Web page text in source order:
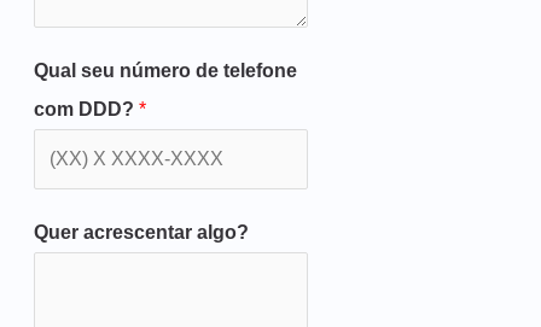
Qual seu número de telefone
com DDD? *
Quer acrescentar algo?